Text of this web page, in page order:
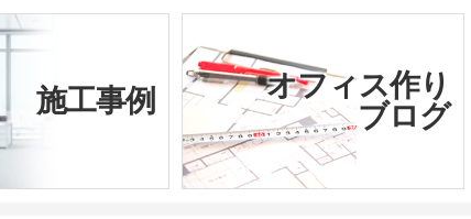
施工事例
オフィス作り
ブログ